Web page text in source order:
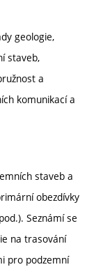
geologie,
staveb,
a
komunikací a
staveb a
obezdívky
Seznámí se
na trasování
pro podzemní